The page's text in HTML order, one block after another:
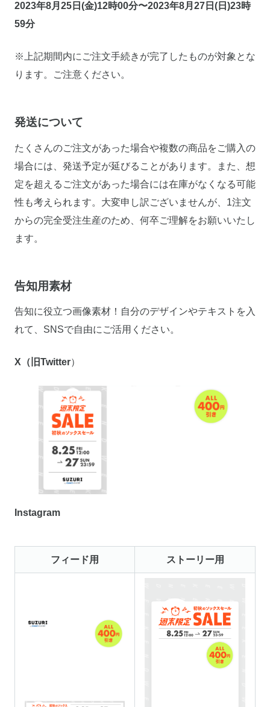
2023年8月25日(金)12時00分〜2023年8月27日(日)23時
59分
※上記期間内にご注文手続きが完了したものが対象とな
ります。ご注意ください。
発送について
たくさんのご注文があった場合や複数の商品をご購入の
場合には、発送予定が延びることがあります。また、想
定を超えるご注文があった場合には在庫がなくなる可能
性も考えられます。大変申し訳ございませんが、1注文
からの完全受注生産のため、何卒ご理解をお願いいたし
ます。
告知用素材
告知に役立つ画像素材！自分のデザインやテキストを入
れて、SNSで自由にご活用ください。
X（旧Twitter）
Instagram
フィード用 ストーリー用